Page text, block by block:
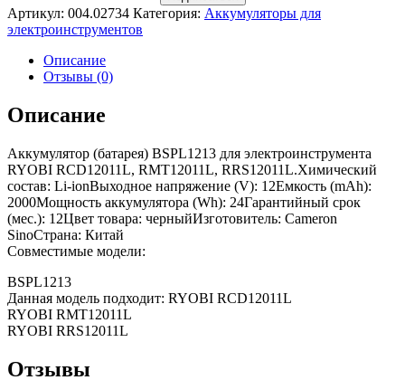
Артикул: 004.02734 Категория: Аккумуляторы для
электроинструментов
Описание
Отзывы (0)
Описание
Аккумулятор (батарея) BSPL1213 для электроинструмента
RYOBI RCD12011L, RMT12011L, RRS12011L.Химический
состав: Li-ionВыходное напряжение (V): 12Емкость (mAh):
2000Мощность аккумулятора (Wh): 24Гарантийный срок
(мес.): 12Цвет товара: черныйИзготовитель: Cameron
SinoСтрана: Китай
Совместимые модели:
BSPL1213
Данная модель подходит: RYOBI RCD12011L
RYOBI RMT12011L
RYOBI RRS12011L
Отзывы